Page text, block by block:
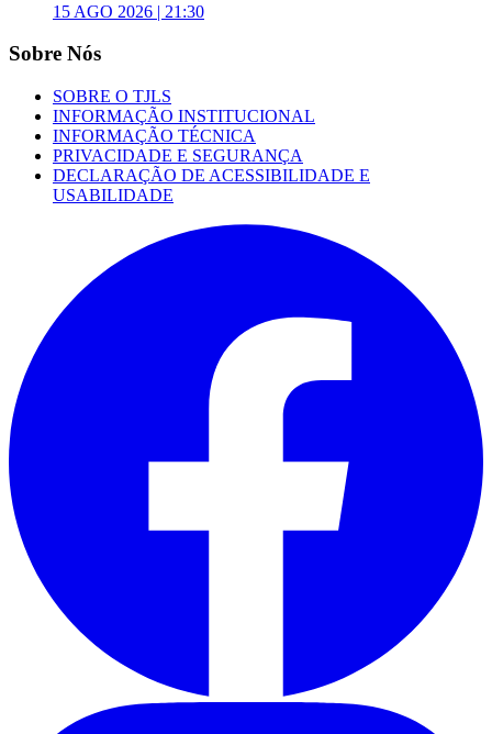
15 AGO 2026 | 21:30
Sobre Nós
SOBRE O TJLS
INFORMAÇÃO INSTITUCIONAL
INFORMAÇÃO TÉCNICA
PRIVACIDADE E SEGURANÇA
DECLARAÇÃO DE ACESSIBILIDADE E
USABILIDADE